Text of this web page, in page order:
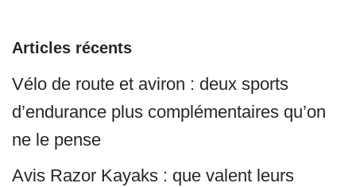
Articles récents
Vélo de route et aviron : deux sports
d’endurance plus complémentaires qu’on
ne le pense
Avis Razor Kayaks : que valent leurs